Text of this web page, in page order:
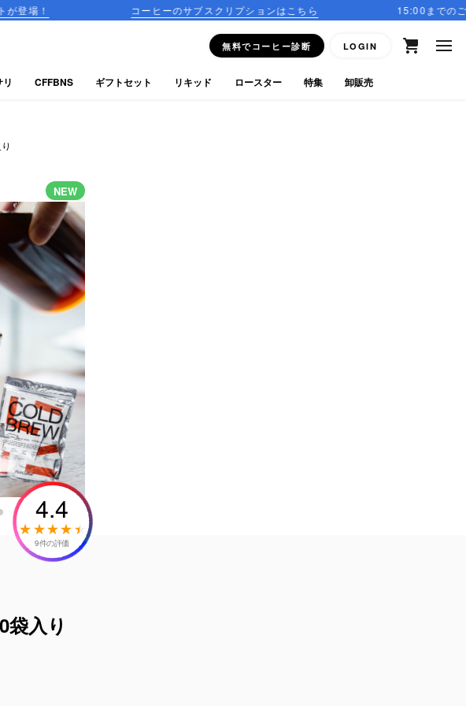
コーヒーのサブスクリプションはこちら 15:00までのご注文で当日発送
無料でコーヒー診断 LOGIN
NEW
4.4
9件の評価
入り
CFFBNS ギフトセット リキッド ロースター 特集 卸販売